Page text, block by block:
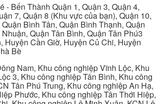
- Bến Thành Quận 1, Quận 3, Quận 4,
7, Quận 8 (Khu vực của bạn), Quận 10,
Bình Tân, Quận Bình Thạnh, Quận
Quận Tân Bình, Quận Tân Phú3
Huyện Cần Giờ, Huyện Củ Chi, Huyện
Bè
Nam, Khu công nghiệp Vĩnh Lộc, Khu
3, Khu công nghiệp Tân Bình, Khu công
Tân Phú Trung, Khu công nghiệp An Hạ,
Phước, Khu công nghiệp Tân Thới Hiệp,